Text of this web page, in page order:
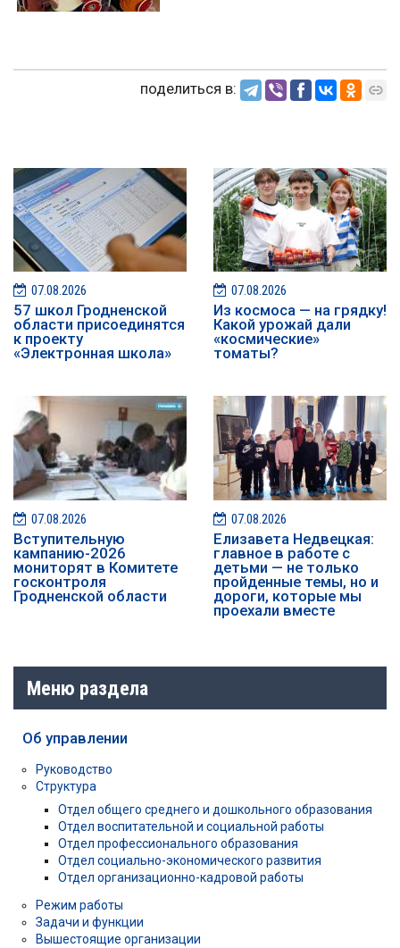
поделиться в:
07.08.2026
57 школ Гродненской
области присоединятся
к проекту
«Электронная школа»
07.08.2026
Из космоса — на грядку!
Какой урожай дали
«космические»
томаты?
07.08.2026
️️Вступительную
кампанию-2026
мониторят в Комитете
госконтроля
Гродненской области
07.08.2026
Елизавета Недвецкая:
главное в работе с
детьми — не только
пройденные темы, но и
дороги, которые мы
проехали вместе
Меню раздела
Об управлении
Руководство
Структура
Отдел общего среднего и дошкольного образования
Отдел воспитательной и социальной работы
Отдел профессионального образования
Отдел социально-экономического развития
Отдел организационно-кадровой работы
Режим работы
Задачи и функции
Вышестоящие организации